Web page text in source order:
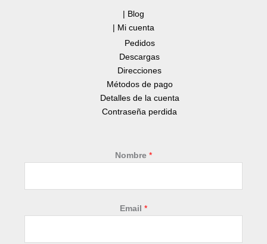
| Blog
| Mi cuenta
Pedidos
Descargas
Direcciones
Métodos de pago
Detalles de la cuenta
Contraseña perdida
Nombre *
Email *